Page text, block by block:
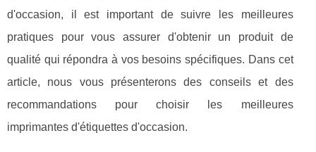
d'occasion, il est important de suivre les meilleures
pratiques pour vous assurer d'obtenir un produit de
qualité qui répondra à vos besoins spécifiques. Dans cet
article, nous vous présenterons des conseils et des
recommandations pour choisir les meilleures
imprimantes d'étiquettes d'occasion.